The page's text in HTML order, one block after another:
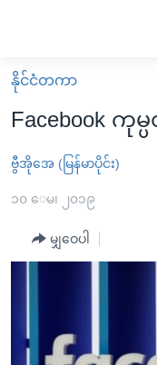
လွယ်ကူ
စေ
Link
များ
အကြောင်းအရာ
ကြည့်
မူလစာမျက်နှာ
မြန်မာ
ကမ္ဘာ့သတင်းများ
နိုင်ငံတကာ
တရုတ်
ဗွီဒီယို
ရပ်ဝန်းတခု လမ်းတခု
မကြေးမုံရဲ့ အင်္ဂလိပ်စာ
ရေဒီယို
ရေဒီယိုနှင့်ရုပ်သံ အချ
နိုင်ငံတကာ
Facebook ကု
ဗွီအိုအေ (မြန်မာပိုင်း)
၁၀ ေမ၊ ၂၀၁၉
မျှဝေပါ